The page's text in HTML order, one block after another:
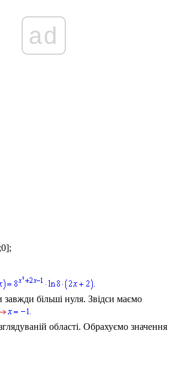
ad
більші нуля. Звідси маємо
області. Обрахуємо значення